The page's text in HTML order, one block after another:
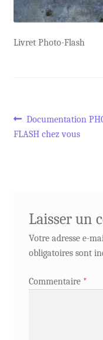
Livret Photo-Flash
Navigation
Article
précédent :
Documentation
FLASH chez vous
Laisser un
Votre adresse e-
obligatoires sont
Commentaire *